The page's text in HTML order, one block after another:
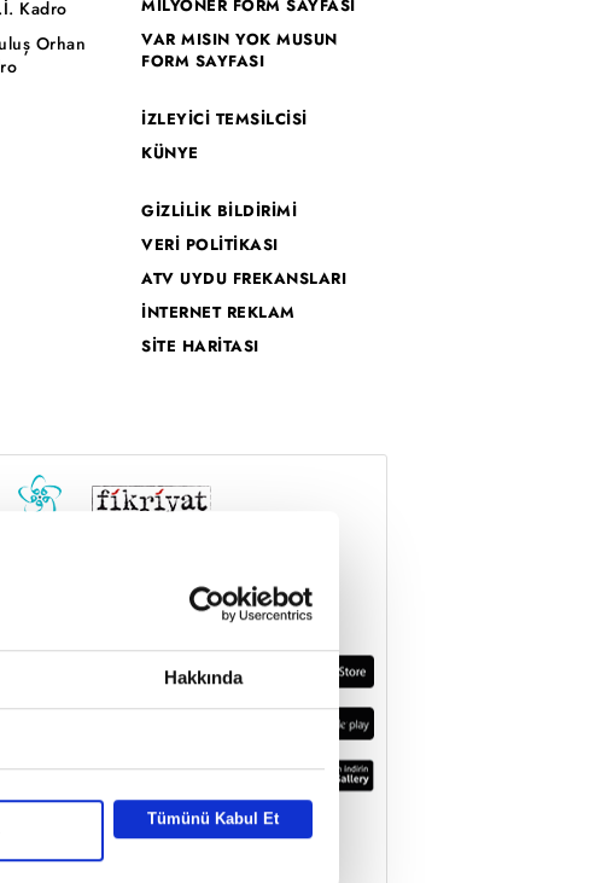
Hakkında
Tümünü Kabul Et
Kadro
Orhan
MİLYONER FORM SAYFASI
VAR MISIN YOK MUSUN
FORM SAYFASI
İZLEYİCİ TEMSİLCİSİ
KÜNYE
GİZLİLİK BİLDİRİMİ
VERİ POLİTİKASI
ATV UYDU FREKANSLARI
İNTERNET REKLAM
SİTE HARİTASI